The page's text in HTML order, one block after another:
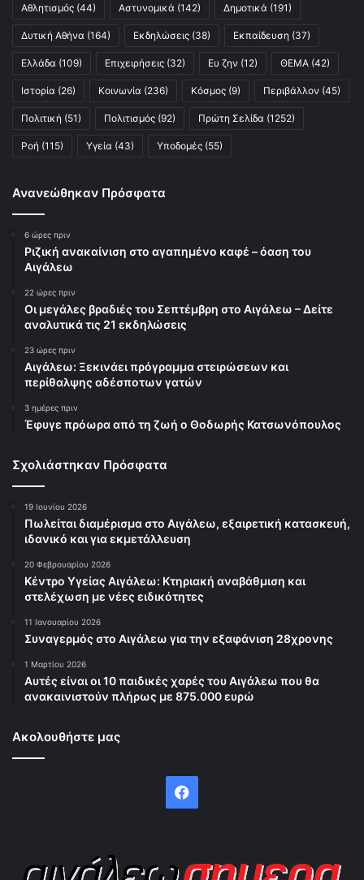
Αθλητισμός (44) Αστυνομικά (142) Δημοτικά (191)
Δυτική Αθήνα (164) Εκδηλώσεις (38) Εκπαίδευση (37)
Ελλάδα (109) Επιχειρήσεις (32) Ευ ζην (12) ΘΕΜΑ (42)
Ιστορία (26) Κοινωνία (236) Κόσμος (9) Περιβάλλον (45)
Πολιτική (51) Πολιτισμός (92) Πρώτη Σελίδα (1252)
Ροή (115) Υγεία (43) Υποδομές (55)
Ανανεώθηκαν Πρόσφατα
6 ώρες πριν
Ριζική ανακαίνιση στο αγαπημένο καφέ – όαση του
Αιγάλεω
22 ώρες πριν
Οι μεγάλες βραδιές του Σεπτέμβρη στο Αιγάλεω – Δείτε
αναλυτικά τις 21 εκδηλώσεις
23 ώρες πριν
Αιγάλεω: Ξεκινάει πρόγραμμα στειρώσεων και
περίθαλψης αδέσποτων γατών
3 ημέρες πριν
Έφυγε πρόωρα από τη ζωή ο Θοδωρής Κατσωνόπουλος
Σχολιάστηκαν Πρόσφατα
19 Ιουνίου 2026
Πωλείται διαμέρισμα στο Αιγάλεω, εξαιρετική κατασκευή,
ιδανικό και για εκμετάλλευση
20 Φεβρουαρίου 2026
Κέντρο Υγείας Αιγάλεω: Κτηριακή αναβάθμιση και
στελέχωση με νέες ειδικότητες
11 Ιανουαρίου 2026
Συναγερμός στο Αιγάλεω για την εξαφάνιση 28χρονης
1 Μαρτίου 2026
Αυτές είναι οι 10 παιδικές χαρές του Αιγάλεω που θα
ανακαινιστούν πλήρως με 875.000 ευρώ
Ακολουθήστε μας
Facebook